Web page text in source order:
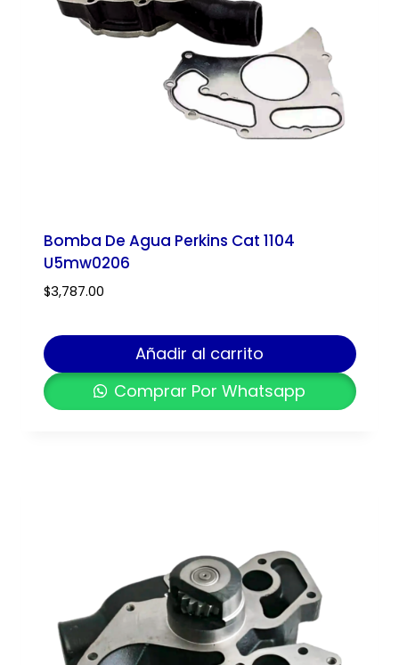
Bomba De Agua Perkins Cat 1104
U5mw0206
$3,787.00
Añadir al carrito
Comprar Por Whatsapp